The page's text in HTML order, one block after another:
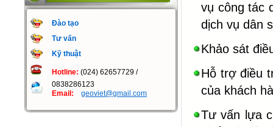
Đào tạo
Tư vấn
Kỹ thuật
Hotline: (024) 62657729 /
0838286123
Email: geoviet@gmail.com
vụ công tác
dịch vụ dân
Khảo sát
Hỗ trợ điều
của khách
Tư vấn lựa